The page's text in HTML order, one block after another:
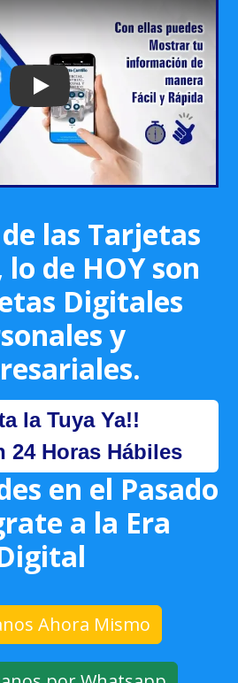
Play: Keynote (Google I/O '18)
las Tarjetas
lo de HOY son
Digitales
y
la Tuya Ya!!
24 Horas Hábiles
en el Pasado
a la Era
Ahora Mismo